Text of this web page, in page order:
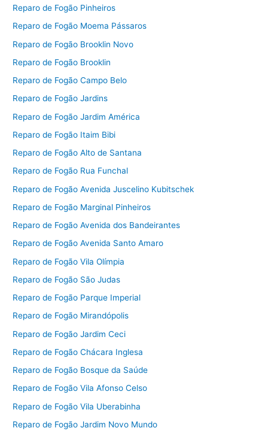
Reparo de Fogão Pinheiros
Reparo de Fogão Moema Pássaros
Reparo de Fogão Brooklin Novo
Reparo de Fogão Brooklin
Reparo de Fogão Campo Belo
Reparo de Fogão Jardins
Reparo de Fogão Jardim América
Reparo de Fogão Itaim Bibi
Reparo de Fogão Alto de Santana
Reparo de Fogão Rua Funchal
Reparo de Fogão Avenida Juscelino Kubitschek
Reparo de Fogão Marginal Pinheiros
Reparo de Fogão Avenida dos Bandeirantes
Reparo de Fogão Avenida Santo Amaro
Reparo de Fogão Vila Olímpia
Reparo de Fogão São Judas
Reparo de Fogão Parque Imperial
Reparo de Fogão Mirandópolis
Reparo de Fogão Jardim Ceci
Reparo de Fogão Chácara Inglesa
Reparo de Fogão Bosque da Saúde
Reparo de Fogão Vila Afonso Celso
Reparo de Fogão Vila Uberabinha
Reparo de Fogão Jardim Novo Mundo